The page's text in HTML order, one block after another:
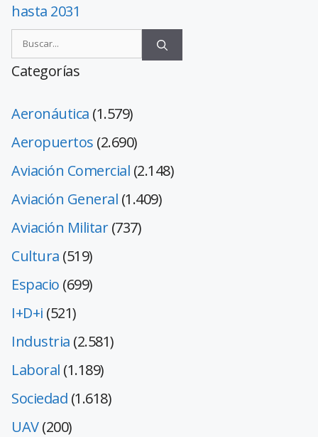
hasta 2031
Categorías
Aeronáutica (1.579)
Aeropuertos (2.690)
Aviación Comercial (2.148)
Aviación General (1.409)
Aviación Militar(737)
Cultura (519)
Espacio (699)
I+D+i (521)
Industria (2.581)
Laboral (1.189)
Sociedad (1.618)
UAV(200)